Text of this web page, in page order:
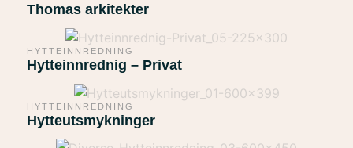
Thomas arkitekter
HYTTEINNREDNING
Hytteinnrednig – Privat
HYTTEINNREDNING
Hytteutsmykninger